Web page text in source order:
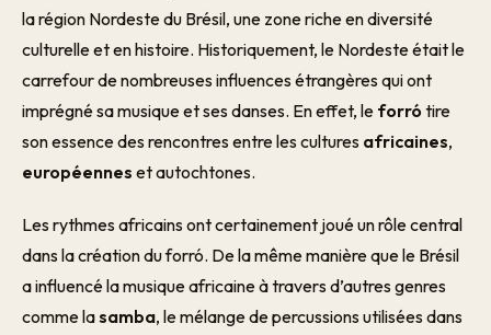
la région Nordeste du Brésil, une zone riche en diversité
culturelle et en histoire. Historiquement, le Nordeste était le
carrefour de nombreuses influences étrangères qui ont
imprégné sa musique et ses danses. En effet, le forró tire
son essence des rencontres entre les cultures africaines,
européennes et autochtones.
Les rythmes africains ont certainement joué un rôle central
dans la création du forró. De la même manière que le Brésil
a influencé la musique africaine à travers d’autres genres
comme lasamba, le mélange de percussions utilisées dans